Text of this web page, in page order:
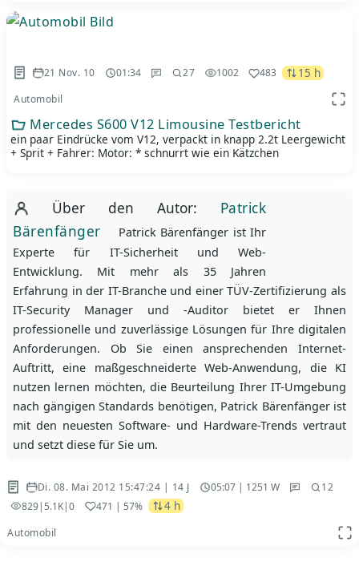
21 Nov. 10 01:34 27 1002 483 15 h
Automobil
Mercedes S600 V12 Limousine Testbericht
ein paar Eindrücke vom V12, verpackt in knapp 2.2t Leergewicht
+ Sprit + Fahrer: Motor: * schnurrt wie ein Kätzchen
Über den Autor: Patrick
Bärenfänger
Patrick Bärenfänger ist Ihr
Experte für IT-Sicherheit und Web-
Entwicklung. Mit mehr als 35 Jahren
Erfahrung in der IT-Branche und einer TÜV-Zertifizierung als
IT-Security Manager und -Auditor bietet er Ihnen
professionelle und zuverlässige Lösungen für Ihre digitalen
Anforderungen. Ob Sie einen ansprechenden Internet-
Auftritt, eine maßgeschneiderte Web-Anwendung, die KI
nutzen lernen möchten, die Beurteilung Ihrer IT-Umgebung
nach gängigen Standards benötigen, Patrick Bärenfänger ist
mit den neuesten Software- und Hardware-Trends vertraut
und setzt diese für Sie um.
Di. 08. Mai 2012 15:47:24 | 14 J 05:07 | 1251 W
12
829| 5.1K|0 471 | 57% 4 h
Automobil